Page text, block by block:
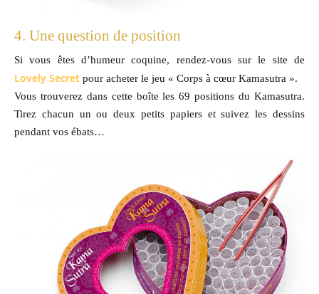
4. Une question de position
Si vous êtes d’humeur coquine, rendez-vous sur le site de
Lovely Secret pour acheter le jeu « Corps à cœur Kamasutra ».
Vous trouverez dans cette boîte les 69 positions du Kamasutra.
Tirez chacun un ou deux petits papiers et suivez les dessins
pendant vos ébats…